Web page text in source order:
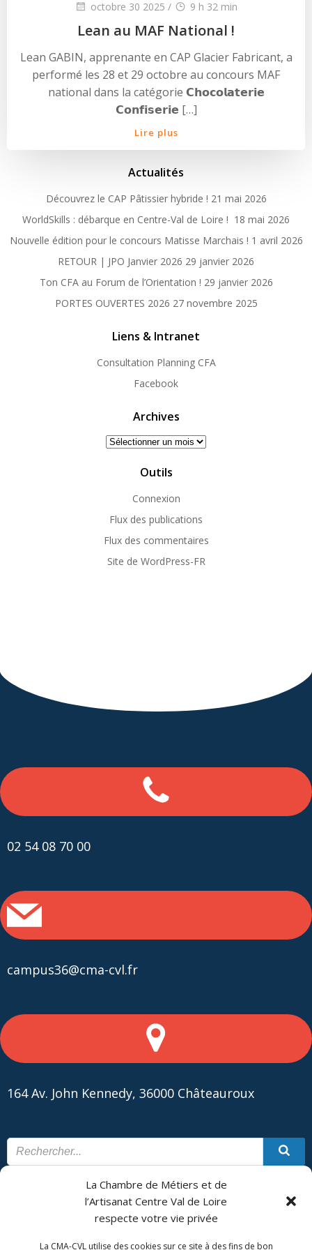
La Chambre de Métiers et de
l’Artisanat Centre Val de Loire
respecte votre vie privée
La CMA-CVL utilise des cookies sur ce site à des fins de bon
octobre 30 2025 / 9 h 32 min
Lean au MAF National !
Lean GABIN, apprenante en CAP Glacier Fabricant, a
performé les 28 et 29 octobre au concours MAF
national dans la catégorie 𝗖𝗵𝗼𝗰𝗼𝗹𝗮𝘁𝗲𝗿𝗶𝗲
𝗖𝗼𝗻𝗳𝗶𝘀𝗲𝗿𝗶𝗲 […]
Lire plus
Actualités
Découvrez le CAP Pâtissier hybride ! 21 mai 2026
WorldSkills : débarque en Centre-Val de Loire ! 18 mai 2026
Nouvelle édition pour le concours Matisse Marchais ! 1 avril 2026
RETOUR | JPO Janvier 2026 29 janvier 2026
Ton CFA au Forum de l’Orientation ! 29 janvier 2026
PORTES OUVERTES 2026 27 novembre 2025
Liens & Intranet
Consultation Planning CFA
Facebook
Archives
Archives
Outils
Connexion
Flux des publications
Flux des commentaires
Site de WordPress-FR
02 54 08 70 00
campus36@cma-cvl.fr
164 Av. John Kennedy, 36000 Châteauroux
CONTACT PLAN DU SITE
CMA Formation - Châteauroux est géré par la Chambre de
Métiers et de l'Artisanat Centre Val de Loire.